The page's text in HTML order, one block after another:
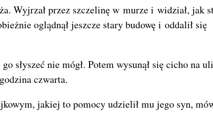
Wyjrzał przez szczelinę w murze i widział, jak
oglądnął jeszcze stary budowę i oddalił się
słyszeć nie mógł. Potem wysunął się cicho na
czwarta.
jakiej to pomocy udzielił mu jego syn,